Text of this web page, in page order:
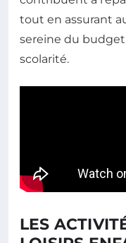
tout en assurant
sereine du budget
scolarité.
LES